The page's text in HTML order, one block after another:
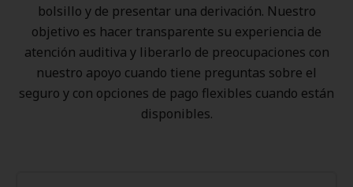
bolsillo y de presentar una derivación. Nuestro
objetivo es hacer transparente su experiencia de
atención auditiva y liberarlo de preocupaciones con
nuestro apoyo cuando tiene preguntas sobre el
seguro y con opciones de pago flexibles cuando están
disponibles.